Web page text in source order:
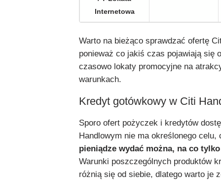
Internetowa
Warto na bieżąco sprawdzać ofertę
ponieważ co jakiś czas pojawiają się
czasowo lokaty promocyjne na
warunkach.
Kredyt gotówkowy w Citi
Sporo ofert pożyczek i kredytów
Handlowym nie ma określonego celu,
pieniądze wydać można, na co
Warunki poszczególnych produktów
różnią się od siebie, dlatego warto je